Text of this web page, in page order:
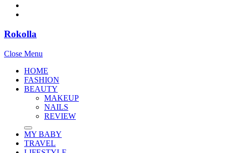
Rokolla
Close Menu
HOME
FASHION
BEAUTY
MAKEUP
NAILS
REVIEW
MY BABY
TRAVEL